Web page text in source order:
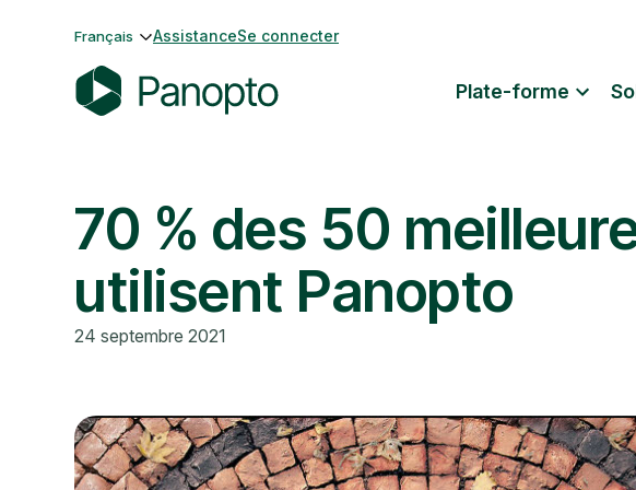
Français AssistanceSe connecter
o
p
Plate-forme
70 % des 50
utilisent Panopto
24 septembre 2021